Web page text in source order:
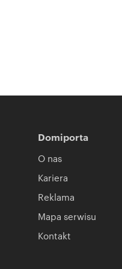
Domiporta
O nas
Kariera
Reklama
Mapa serwisu
Kontakt